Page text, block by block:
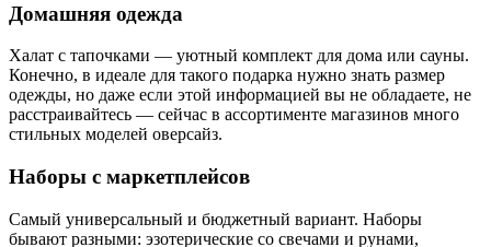
Домашняя одежда
Халат с тапочками — уютный комплект для дома или сауны.
Конечно, в идеале для такого подарка нужно знать размер
одежды, но даже если этой информацией вы не обладаете, не
расстраивайтесь — сейчас в ассортименте магазинов много
стильных моделей оверсайз.
Наборы с маркетплейсов
Самый универсальный и бюджетный вариант. Наборы
бывают разными: эзотерические со свечами и рунами,